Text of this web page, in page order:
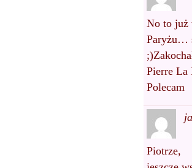
No to już
Paryżu…
Pierre La
Polecam
Piotrze,